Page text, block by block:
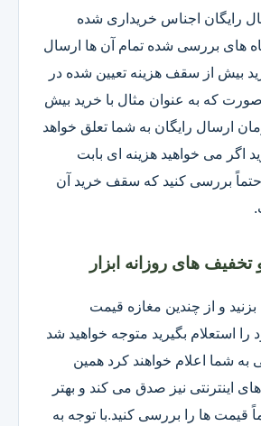
رایگان اجناس خریداری شده
های بررسی شده تمام آن ها ارسال
بیش از سقف هزینه تعیین شده در
صورت که به عنوان مثال با خرید بیش
۲۰۰ هزار تومان ارسال رایگان به شما تعلق خواهد
می خواهید هزینه ای بابت
حتماً بررسی کنید که سقف خرید آن
های روزانه ابزار
بزنید و از چندین مغازه قیمت
استعلام بگیرید متوجه خواهید شد
شما اعلام خواهند کرد همین
اینترنتی نیز صدق می کند و بهتر
قیمت ها را بررسی کنید.با توجه به